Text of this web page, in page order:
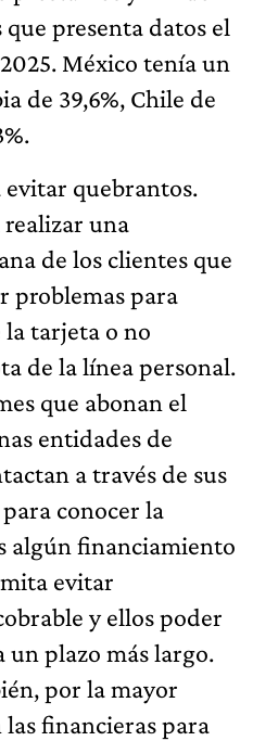
que presenta datos el
México tenía un
de 39,6%, Chile de
quebrantos.
realizar una
de los clientes que
problemas para
tarjeta o no
de la línea personal.
que abonan el
entidades de
a través de sus
conocer la
algún financiamiento
evitar
y ellos poder
un plazo más largo.
por la mayor
financieras para